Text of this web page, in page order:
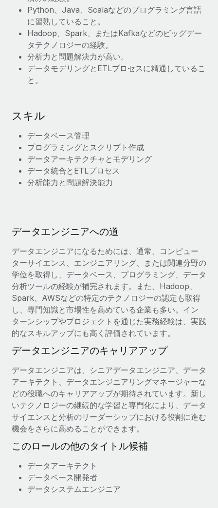
詳細を見る
Python、Java、Scalaなどのプログラミング言語
に習熟していること。
Hadoop、Spark、またはKafkaなどのビッグデー
タテクノロジーの経験。
分析力と問題解決力が高い。
データモデリングとETLプロセスに精通しているこ
と。
スキル
データベース管理
プログラミングとスクリプト作成
データアーキテクチャとモデリング
データ統合とETLプロセス
分析能力と問題解決能力
データエンジニアへの道
データエンジニアになるためには、通常、コンピュー
ターサイエンス、エンジニアリング、または関連分野の
学位を取得し、データベース、プログラミング、データ
分析ツールの経験が補完されます。また、Hadoop、
Spark、AWSなどの特定のテクノロジーの認定も取得
し、専門知識と市場性を高めている企業も多い。イン
ターンシップやプロジェクトを通じた実務経験は、実践
的なスキルアップにも高く評価されています。
データエンジニアのキャリアアップ
データエンジニアは、シニアデータエンジニア、データ
アーキテクト、データエンジニアリングマネージャーな
どの役職へのキャリアアップが期待されています。新し
いテクノロジーの継続的な学習と専門化により、データ
サイエンスと分析のリーダーシップにおける役割に進む
機会をさらに高めることができます。
このロールの他のタイトル候補
データアーキテクト
データベース開発者
データシステムエンジニア